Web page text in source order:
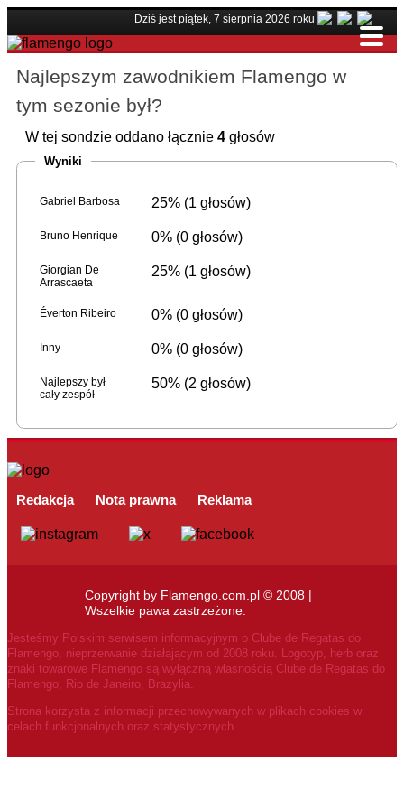
Dziś jest piątek, 7 sierpnia 2026 roku
Najlepszym zawodnikiem Flamengo w
tym sezonie był?
W tej sondzie oddano łącznie 4 głosów
Wyniki
Gabriel Barbosa 25% (1 głosów)
Bruno Henrique 0% (0 głosów)
Giorgian De
Arrascaeta
25% (1 głosów)
Éverton Ribeiro 0% (0 głosów)
Inny 0% (0 głosów)
Najlepszy był
cały zespół
50% (2 głosów)
Redakcja Nota prawna Reklama
Copyright by Flamengo.com.pl © 2008 |
Wszelkie pawa zastrzeżone.
Jesteśmy Polskim serwisem informacyjnym o Clube de Regatas do
Flamengo, nieprzerwanie działającym od 2008 roku. Logotyp, herb oraz
znaki towarowe Flamengo są wyłączną własnością Clube de Regatas do
Flamengo, Rio de Janeiro, Brazylia.
Strona korzysta z informacji przechowywanych w plikach cookies w
celach funkcjonalnych oraz statystycznych.